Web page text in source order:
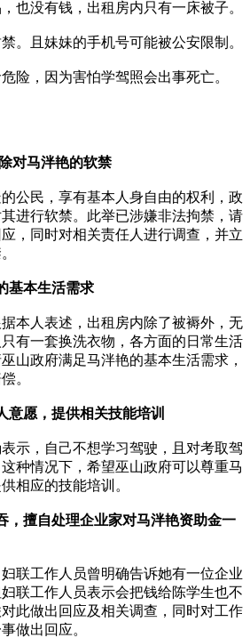
也没有钱，出租房内只有一床被子。
。且妹妹的手机号可能被公安限制。
险，因为害怕学驾照会出事死亡。
对马泮艳的软禁
公民，享有基本人身自由的权利，政
进行软禁。此举已涉嫌非法拘禁，请
，同时对相关责任人进行调查，并立
基本生活需求
本人表述，出租房内除了被褥外，无
有一套换洗衣物，各方面的日常生活
山政府满足马泮艳的基本生活需求，
。
意愿，提供相关技能培训
示，自己不想学习驾驶，且对考取驾
种情况下，希望巫山政府可以尊重马
相应的技能培训。
，擅自处理企业家对马泮艳资助金一
联工作人员曾明确告诉她有一位企业
联工作人员表示会把钱给陈学生也不
此做出回应及相关调查，同时对工作
做出回应。